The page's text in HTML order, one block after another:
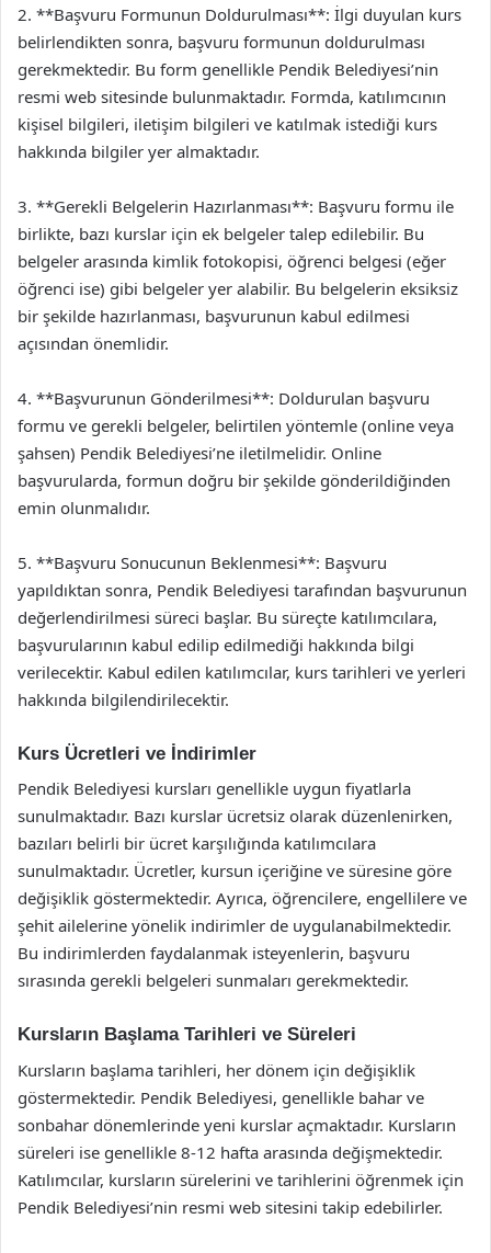
2. **Başvuru Formunun Doldurulması**: İlgi duyulan kurs
belirlendikten sonra, başvuru formunun doldurulması
gerekmektedir. Bu form genellikle Pendik Belediyesi’nin
resmi web sitesinde bulunmaktadır. Formda, katılımcının
kişisel bilgileri, iletişim bilgileri ve katılmak istediği kurs
hakkında bilgiler yer almaktadır.
3. **Gerekli Belgelerin Hazırlanması**: Başvuru formu ile
birlikte, bazı kurslar için ek belgeler talep edilebilir. Bu
belgeler arasında kimlik fotokopisi, öğrenci belgesi (eğer
öğrenci ise) gibi belgeler yer alabilir. Bu belgelerin eksiksiz
bir şekilde hazırlanması, başvurunun kabul edilmesi
açısından önemlidir.
4. **Başvurunun Gönderilmesi**: Doldurulan başvuru
formu ve gerekli belgeler, belirtilen yöntemle (online veya
şahsen) Pendik Belediyesi’ne iletilmelidir. Online
başvurularda, formun doğru bir şekilde gönderildiğinden
emin olunmalıdır.
5. **Başvuru Sonucunun Beklenmesi**: Başvuru
yapıldıktan sonra, Pendik Belediyesi tarafından başvurunun
değerlendirilmesi süreci başlar. Bu süreçte katılımcılara,
başvurularının kabul edilip edilmediği hakkında bilgi
verilecektir. Kabul edilen katılımcılar, kurs tarihleri ve yerleri
hakkında bilgilendirilecektir.
Kurs Ücretleri ve İndirimler
Pendik Belediyesi kursları genellikle uygun fiyatlarla
sunulmaktadır. Bazı kurslar ücretsiz olarak düzenlenirken,
bazıları belirli bir ücret karşılığında katılımcılara
sunulmaktadır. Ücretler, kursun içeriğine ve süresine göre
değişiklik göstermektedir. Ayrıca, öğrencilere, engellilere ve
şehit ailelerine yönelik indirimler de uygulanabilmektedir.
Bu indirimlerden faydalanmak isteyenlerin, başvuru
sırasında gerekli belgeleri sunmaları gerekmektedir.
Kursların Başlama Tarihleri ve Süreleri
Kursların başlama tarihleri, her dönem için değişiklik
göstermektedir. Pendik Belediyesi, genellikle bahar ve
sonbahar dönemlerinde yeni kurslar açmaktadır. Kursların
süreleri ise genellikle 8-12 hafta arasında değişmektedir.
Katılımcılar, kursların sürelerini ve tarihlerini öğrenmek için
Pendik Belediyesi’nin resmi web sitesini takip edebilirler.